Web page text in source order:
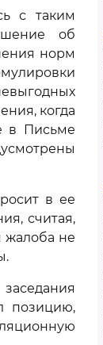
с таким
об
норм
когда
в Письме
в ее
считая,
жалоба не
позицию,